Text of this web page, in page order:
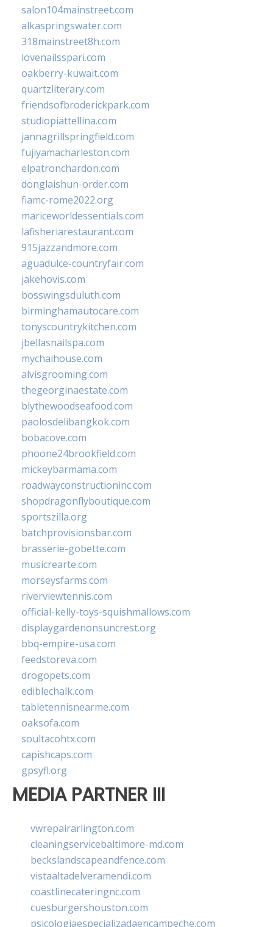
salon104mainstreet.com
alkaspringswater.com
318mainstreet8h.com
lovenailsspari.com
oakberry-kuwait.com
quartzliterary.com
friendsofbroderickpark.com
studiopiattellina.com
jannagrillspringfield.com
fujiyamacharleston.com
elpatronchardon.com
donglaishun-order.com
fiamc-rome2022.org
mariceworldessentials.com
lafisheriarestaurant.com
915jazzandmore.com
aguadulce-countryfair.com
jakehovis.com
bosswingsduluth.com
birminghamautocare.com
tonyscountrykitchen.com
jbellasnailspa.com
mychaihouse.com
alvisgrooming.com
thegeorginaestate.com
blythewoodseafood.com
paolosdelibangkok.com
bobacove.com
phoone24brookfield.com
mickeybarmama.com
roadwayconstructioninc.com
shopdragonflyboutique.com
sportszilla.org
batchprovisionsbar.com
brasserie-gobette.com
musicrearte.com
morseysfarms.com
riverviewtennis.com
official-kelly-toys-squishmallows.com
displaygardenonsuncrest.org
bbq-empire-usa.com
feedstoreva.com
drogopets.com
ediblechalk.com
tabletennisnearme.com
oaksofa.com
soultacohtx.com
capishcaps.com
gpsyfl.org
MEDIA PARTNER III
vwrepairarlington.com
cleaningservicebaltimore-md.com
beckslandscapeandfence.com
vistaaltadelveramendi.com
coastlinecateringnc.com
cuesburgershouston.com
psicologiaespecializadaencampeche.com